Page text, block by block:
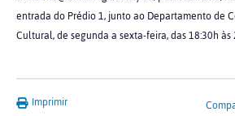
entrada do Prédio 1, junto ao Departamento de
Cultural, de segunda a sexta-feira, das 18:30h às
Imprimir